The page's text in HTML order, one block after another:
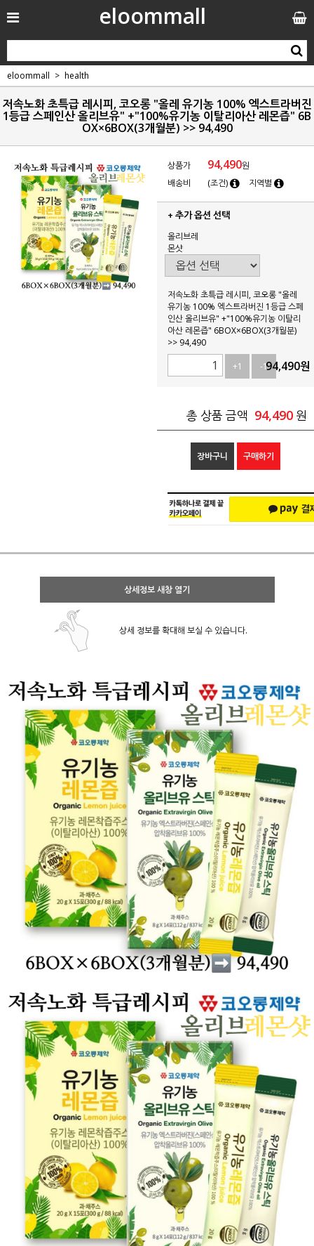
eloommall
eloommall health
저속노화 초특급 레시피, 코오롱 "올레 유기농 100% 엑스트라버진
1등급 스페인산 올리브유" +"100%유기농 이탈리아산 레몬즙" 6B
OX×6BOX(3개월분) >> 94,490
상품가 94,490원
배송비
(조건) 지역별
+ 추가 옵션 선택
올리브레
몬샷
저속노화 초특급 레시피, 코오롱 "올레
유기농 100% 엑스트라버진 1등급 스페
인산 올리브유" +"100%유기농 이탈리
아산 레몬즙" 6BOX×6BOX(3개월분)
>> 94,490
+1
-194,490원
총 상품 금액 94,490 원
장바구니 구매하기
상세정보 새창 열기
상세 정보를 확대해 보실 수 있습니다.